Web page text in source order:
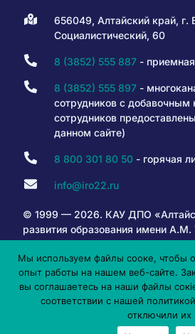
656049, Алтайский край, г.
Социалистический, 60
8 (3852) 555 887- приемная
8 (3852) 555 897-
сотрудников с
сотрудников
данном сайте)
8 800 301 80 50- горячая
info@iro22.ru
© 1999 — 2026. КАУ ДПО
развития образования имени А.М.
6+
Мы используем файлы сооке, чтобы
опыт работы на нашем веб-сайте.
вы соглашаетесь на наши файлы
соответствии с нашей
отключили их